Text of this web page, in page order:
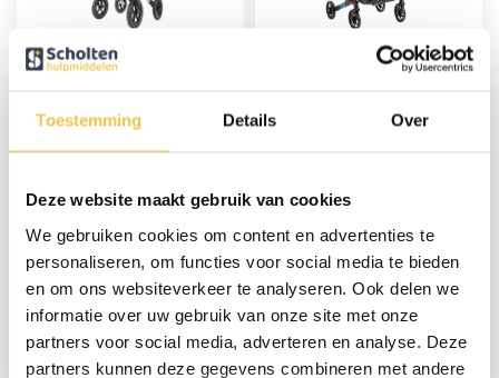
Toestemming Details Over
Deze website maakt gebruik van cookies
We gebruiken cookies om content en advertenties te
personaliseren, om functies voor social media te bieden
en om ons websiteverkeer te analyseren. Ook delen we
informatie over uw gebruik van onze site met onze
partners voor social media, adverteren en analyse. Deze
partners kunnen deze gegevens combineren met andere
Sky Air lichtgewicht
outdoor rollator met
159,-
Sky lichtgewicht
rollator - Blauw
97,-
Sky lichtgewicht
rollator - Champagne
97,-
Sky Air lichtgewicht
outdoor rollator met
luchtbanden - Zwart
159,-